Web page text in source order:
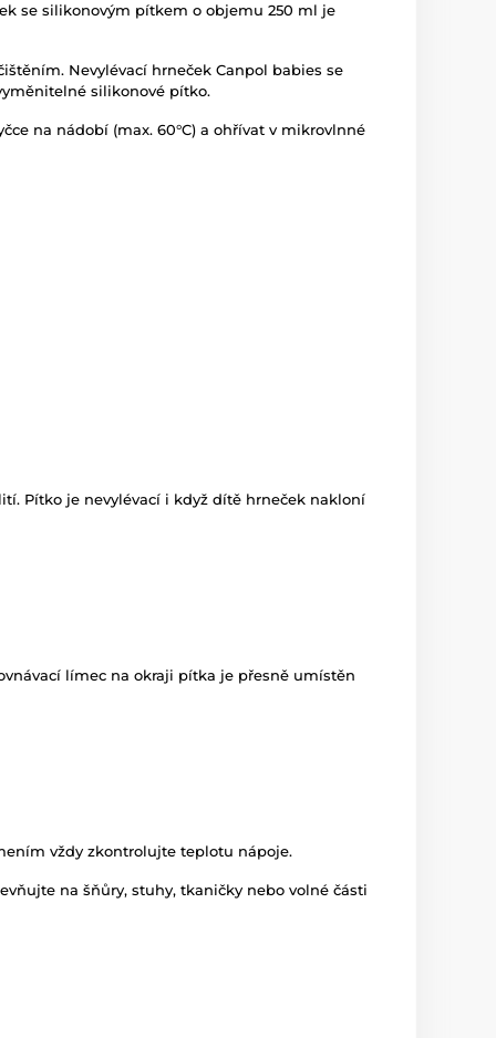
se silikonovým pítkem o objemu 250 ml je
Nevylévací hrneček Canpol babies se
silikonové pítko.
na nádobí (max. 60°C) a ohřívat v mikrovlnné
Pítko je nevylévací i když dítě hrneček nakloní
límec na okraji pítka je přesně umístěn
vždy zkontrolujte teplotu nápoje.
na šňůry, stuhy, tkaničky nebo volné části